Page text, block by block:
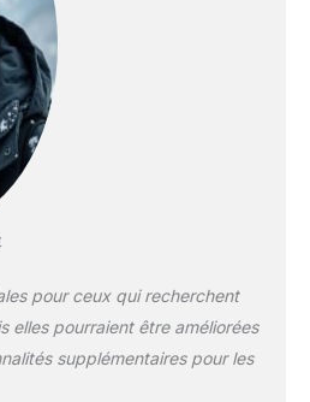
pour ceux qui recherchent
elles pourraient être améliorées
supplémentaires pour les